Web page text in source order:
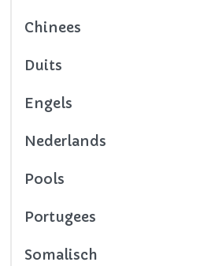
Chinees
Duits
Engels
Nederlands
Pools
Portugees
Somalisch